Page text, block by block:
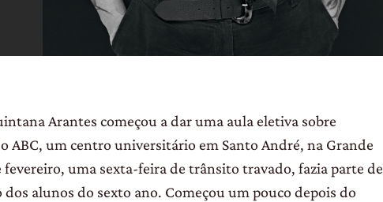
Arantes começou a dar uma aula eletiva sobre
ABC, um centro universitário em Santo André, na Grande
fevereiro, uma sexta-feira de trânsito travado, fazia parte de
alunos do sexto ano. Começou um pouco depois do